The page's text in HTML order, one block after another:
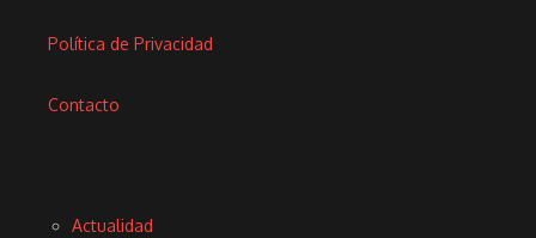
Política de Privacidad
Contacto
Actualidad